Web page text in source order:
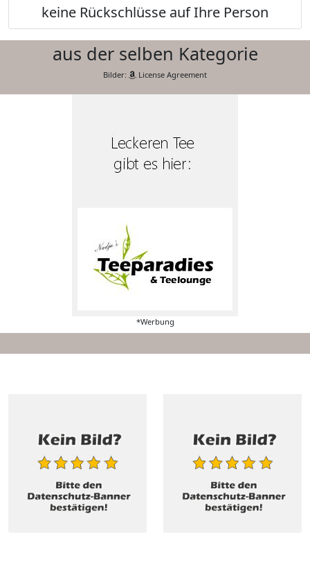
keine Rückschlüsse auf Ihre Person
aus der selben Kategorie
Bilder: License Agreement
*Werbung